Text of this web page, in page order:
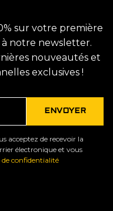
sur votre première
notre newsletter.
nouveautés et
exclusives !
acceptez de recevoir la
électronique et vous
confidentialité